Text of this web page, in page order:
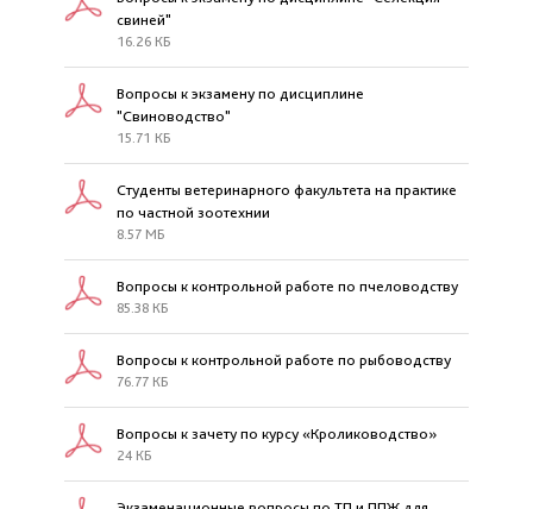
свиней"
16.26 КБ
Вопросы к экзамену по дисциплине
"Свиноводство"
15.71 КБ
Студенты ветеринарного факультета на практике
по частной зоотехнии
8.57 МБ
Вопросы к контрольной работе по пчеловодству
85.38 КБ
Вопросы к контрольной работе по рыбоводству
76.77 КБ
Вопросы к зачету по курсу «Кролиководство»
24 КБ